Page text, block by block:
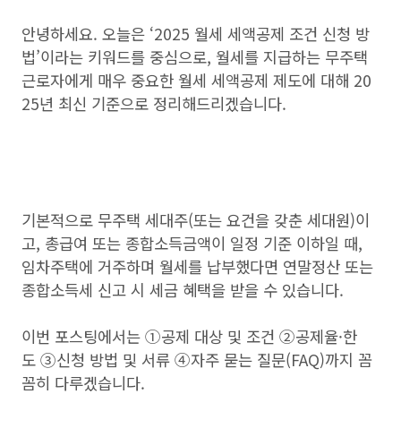
안녕하세요. 오늘은 ‘2025 월세 세액공제 조건 신청 방
법’이라는 키워드를 중심으로, 월세를 지급하는 무주택
근로자에게 매우 중요한 월세 세액공제 제도에 대해 20
25년 최신 기준으로 정리해드리겠습니다.
기본적으로 무주택 세대주(또는 요건을 갖춘 세대원)이
고, 총급여 또는 종합소득금액이 일정 기준 이하일 때,
임차주택에 거주하며 월세를 납부했다면 연말정산 또는
종합소득세 신고 시 세금 혜택을 받을 수 있습니다.
이번 포스팅에서는 ①공제 대상 및 조건 ②공제율·한
도 ③신청 방법 및 서류 ④자주 묻는 질문(FAQ)까지 꼼
꼼히 다루겠습니다.